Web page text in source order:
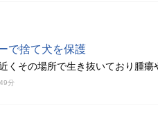
で捨て犬を保護
くその場所で生き抜いており腫瘍
分